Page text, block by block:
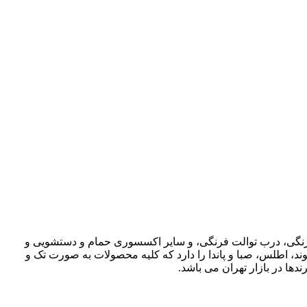
فرنگی، درب توالت فرنگی، و سایر اکسسوری حمام و دستشویی و
اطلس، صبا و پاندا را دارد که کلیه محصولات به صورت تک و
در بازار تهران می باشد.